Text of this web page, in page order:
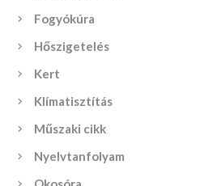
Fogyókúra
Hőszigetelés
Kert
Klímatisztítás
Műszaki cikk
Nyelvtanfolyam